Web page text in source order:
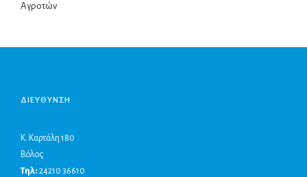
Αγροτών
ΔΙΕΥΘΥΝΣΗ
Κ. Καρτάλη 180
Βόλος
Τηλ: 24210 36610